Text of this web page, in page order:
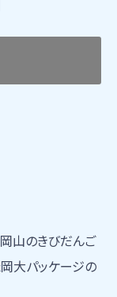
岡山のきびだんご
大パッケージの